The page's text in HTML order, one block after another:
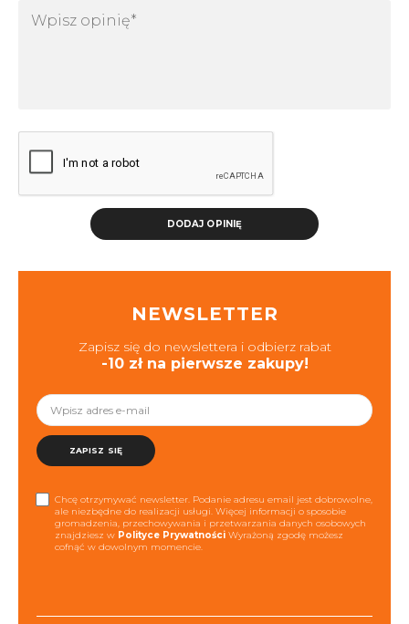
DODAJ OPINIĘ
NEWSLETTER
Zapisz się do newslettera i odbierz rabat
-10 zł na pierwsze zakupy!
ZAPISZ SIĘ
Chcę otrzymywać newsletter. Podanie adresu email jest dobrowolne,
ale niezbędne do realizacji usługi. Więcej informacji o sposobie
gromadzenia, przechowywania i przetwarzania danych osobowych
znajdziesz w Polityce Prywatności Wyrażoną zgodę możesz
cofnąć w dowolnym momencie.